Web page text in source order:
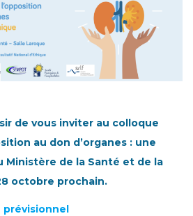
de vous inviter au colloque
au don d’organes : une
Ministère de la Santé et de la
octobre prochain.
prévisionnel